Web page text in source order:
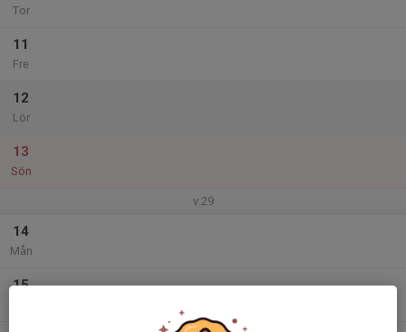
Tor
11
Fre
12
Lör
13
Sön
v.29
14
Mån
15